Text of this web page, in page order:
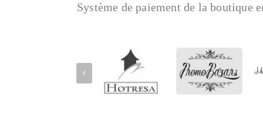
Système de paiement de la boutique